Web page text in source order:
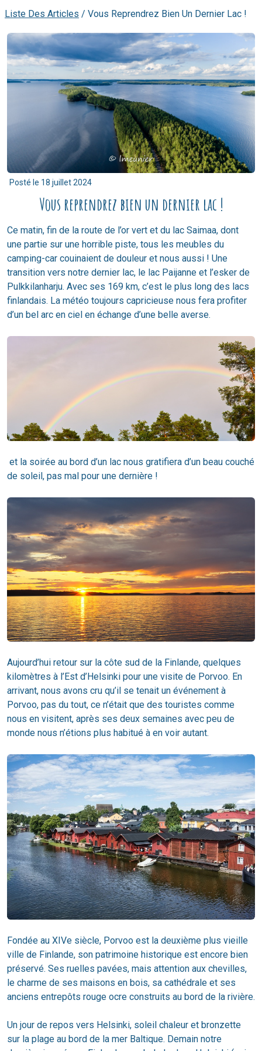
Liste Des Articles / Vous Reprendrez Bien Un Dernier Lac !
Posté le 18 juillet 2024
Vous reprendrez bien un dernier lac !
Ce matin, fin de la route de l’or vert et du lac Saimaa, dont
une partie sur une horrible piste, tous les meubles du
camping-car couinaient de douleur et nous aussi ! Une
transition vers notre dernier lac, le lac Paijanne et l’esker de
Pulkkilanharju. Avec ses 169 km, c’est le plus long des lacs
finlandais. La météo toujours capricieuse nous fera profiter
d’un bel arc en ciel en échange d’une belle averse.
et la soirée au bord d’un lac nous gratifiera d’un beau couché
de soleil, pas mal pour une dernière !
Aujourd’hui retour sur la côte sud de la Finlande, quelques
kilomètres à l’Est d’Helsinki pour une visite de Porvoo. En
arrivant, nous avons cru qu’il se tenait un événement à
Porvoo, pas du tout, ce n’était que des touristes comme
nous en visitent, après ses deux semaines avec peu de
monde nous n’étions plus habitué à en voir autant.
Fondée au XIVe siècle, Porvoo est la deuxième plus vieille
ville de Finlande, son patrimoine historique est encore bien
préservé. Ses ruelles pavées, mais attention aux chevilles,
le charme de ses maisons en bois, sa cathédrale et ses
anciens entrepôts rouge ocre construits au bord de la rivière.
Un jour de repos vers Helsinki, soleil chaleur et bronzette
sur la plage au bord de la mer Baltique. Demain notre